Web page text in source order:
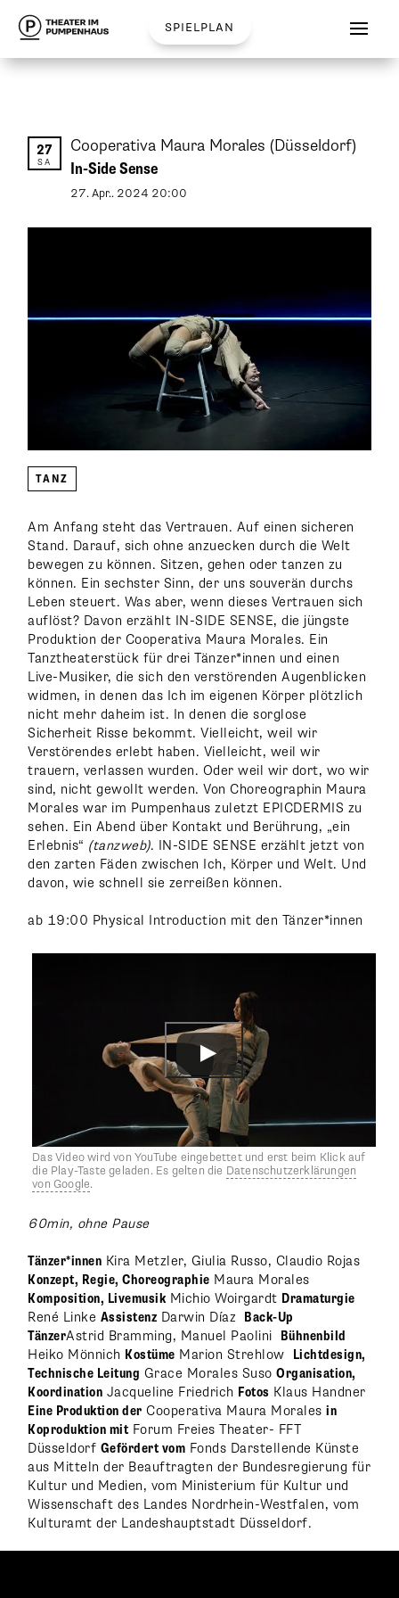
spielplan
27
SA
Cooperativa Maura Morales(Düsseldorf)
In-Side Sense
27.Apr.. 2024 20:00
TANZ
Am Anfang steht das Vertrauen. Auf einen sicheren
Stand. Darauf, sich ohne anzuecken durch die Welt
bewegen zu können. Sitzen, gehen oder tanzen zu
können. Ein sechster Sinn, der uns souverän durchs
Leben steuert. Was aber, wenn dieses Vertrauen sich
auflöst? Davon erzählt IN-SIDE SENSE, die jüngste
Produktion der Cooperativa Maura Morales. Ein
Tanztheaterstück für drei Tänzer*innen und einen
Live-Musiker, die sich den verstörenden Augenblicken
widmen, in denen das Ich im eigenen Körper plötzlich
nicht mehr daheim ist. In denen die sorglose
Sicherheit Risse bekommt. Vielleicht, weil wir
Verstörendes erlebt haben. Vielleicht, weil wir
trauern, verlassen wurden. Oder weil wir dort, wo wir
sind, nicht gewollt werden. Von Choreographin Maura
Morales war im Pumpenhaus zuletzt EPICDERMIS zu
sehen. Ein Abend über Kontakt und Berührung, „ein
Erlebnis“ (tanzweb). IN-SIDE SENSE erzählt jetzt von
den zarten Fäden zwischen Ich, Körper und Welt. Und
davon, wie schnell sie zerreißen können.
ab 19:00 Physical Introduction mit den Tänzer*innen
Das Video wird von YouTube eingebettet und erst beim Klick auf
die Play-Taste geladen. Es gelten die Datenschutzerklärungen
von Google.
60min, ohne Pause
Tänzer*innen Kira Metzler, Giulia Russo, Claudio Rojas
Konzept, Regie, Choreographie Maura Morales
Komposition, LivemusikMichio Woirgardt Dramaturgie
René Linke Assistenz Darwin Díaz Back-Up
TänzerAstrid Bramming, Manuel Paolini Bühnenbild
Heiko Mönnich Kostüme Marion Strehlow Lichtdesign,
Technische Leitung Grace Morales SusoOrganisation,
Koordination Jacqueline Friedrich Fotos Klaus Handner
Eine Produktion der Cooperativa Maura Moralesin
Koproduktion mit Forum Freies Theater- FFT
Düsseldorf Gefördert vom Fonds Darstellende Künste
aus Mitteln der Beauftragten der Bundesregierung für
Kultur und Medien, vom Ministerium für Kultur und
Wissenschaft des Landes Nordrhein-Westfalen, vom
Kulturamt der Landeshauptstadt Düsseldorf.